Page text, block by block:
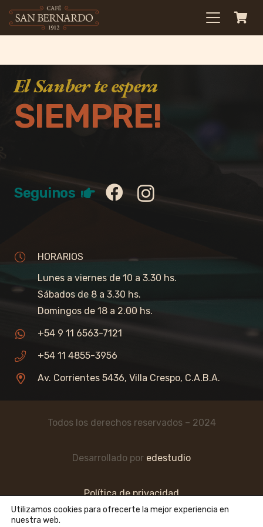
El Sanber te espera
SIEMPRE!
Seguinos
HORARIOS
Lunes a viernes de 10 a 3.30 hs.
Sábados de 8 a 3.30 hs.
Domingos de 18 a 2.00 hs.
+54 9 11 6563-7121
+54 11 4855-3956
Av. Corrientes 5436, Villa Crespo, C.A.B.A.
Todos los derechos reservados – 2024
Desarrollado por edestudio
Política de privacidad
Utilizamos cookies para ofrecerte la mejor experiencia en
nuestra web.